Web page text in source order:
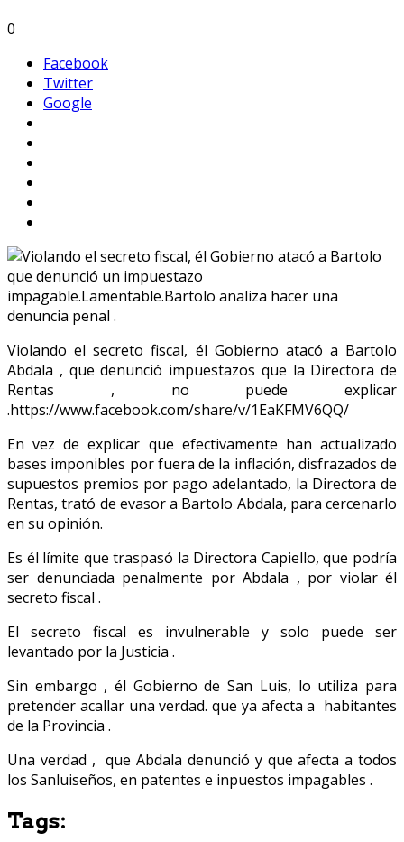
0
Facebook
Twitter
Google
Violando el secreto fiscal, él Gobierno atacó a Bartolo
Abdala , que denunció impuestazos que la Directora de
Rentas , no puede explicar
.https://www.facebook.com/share/v/1EaKFMV6QQ/
En vez de explicar que efectivamente han actualizado
bases imponibles por fuera de la inflación, disfrazados de
supuestos premios por pago adelantado, la Directora de
Rentas, trató de evasor a Bartolo Abdala, para cercenarlo
en su opinión.
Es él límite que traspasó la Directora Capiello, que podría
ser denunciada penalmente por Abdala , por violar él
secreto fiscal .
El secreto fiscal es invulnerable y solo puede ser
levantado por la Justicia .
Sin embargo , él Gobierno de San Luis, lo utiliza para
pretender acallar una verdad. que ya afecta a habitantes
de la Provincia .
Una verdad , que Abdala denunció y que afecta a todos
los Sanluiseños, en patentes e inpuestos impagables .
Tags: